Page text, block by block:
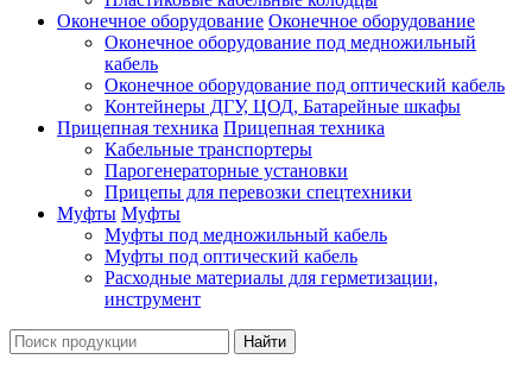
Оконечное оборудование Оконечное оборудование
Оконечное оборудование под медножильный
кабель
Оконечное оборудование под оптический кабель
Контейнеры ДГУ, ЦОД, Батарейные шкафы
Прицепная техника Прицепная техника
Кабельные транспортеры
Парогенераторные установки
Прицепы для перевозки спецтехники
Муфты Муфты
Муфты под медножильный кабель
Муфты под оптический кабель
Расходные материалы для герметизации,
инструмент